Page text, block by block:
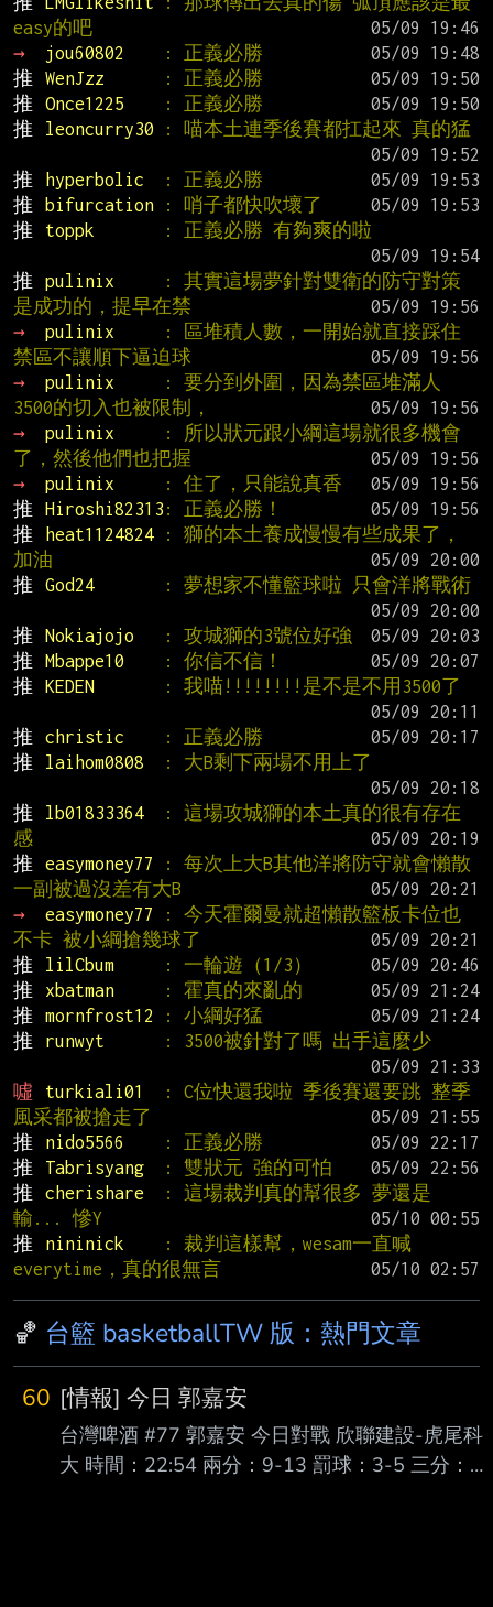
easy的吧
→
jou60802 : 正義必勝
推
WenJzz : 正義必勝
推
Once1225 : 正義必勝
推
leoncurry30
: 喵本土連季後賽都扛起來 真的猛
推
hyperbolic : 正義必勝
推
bifurcation : 哨子都快吹壞了
推
toppk
: 正義必勝 有夠爽的啦
推
pulinix
: 其實這場夢針對雙衛的防守對策
是成功的，提早在禁
→
pulinix
: 區堆積人數，一開始就直接踩住
禁區不讓順下逼迫球
→
pulinix
: 要分到外圍，因為禁區堆滿人
3500的切入也被限制，
→
pulinix
: 所以狀元跟小綱這場就很多機會
了，然後他們也把握
→
pulinix : 住了，只能說真香
推
Hiroshi82313 : 正義必勝！
推
heat1124824
: 獅的本土養成慢慢有些成果了，
加油
推
God24
: 夢想家不懂籃球啦 只會洋將戰術
推
Nokiajojo : 攻城獅的3號位好強
推
Mbappe10 : 你信不信！
推
KEDEN
: 我喵!!!!!!!!是不是不用3500了
推
christic : 正義必勝
推
laihom0808
: 大B剩下兩場不用上了
推
lb01833364
: 這場攻城獅的本土真的很有存在
感
推
easymoney77
: 每次上大B其他洋將防守就會懶散
一副被過沒差有大B
→
easymoney77
: 今天霍爾曼就超懶散籃板卡位也
不卡 被小綱搶幾球了
推
lilCbum : 一輪遊（1/3）
推
xbatman : 霍真的來亂的
推
mornfrost12 : 小綱好猛
推
runwyt
: 3500被針對了嗎 出手這麼少
噓
turkiali01
: C位快還我啦 季後賽還要跳 整季
風采都被搶走了
推
nido5566 : 正義必勝
推
Tabrisyang : 雙狀元 強的可怕
推
cherishare
: 這場裁判真的幫很多 夢還是
輸... 慘Y
推
nininick
: 裁判這樣幫，wesam一直喊
everytime，真的很無言
🏀 台籃 basketballTW 版：熱門文章
60 [情報] 今日 郭嘉安
台灣啤酒 #77 郭嘉安 今日對戰 欣聯建設-虎尾科
大 時間：22:54 兩分：9-13 罰球：3-5 三分：4-